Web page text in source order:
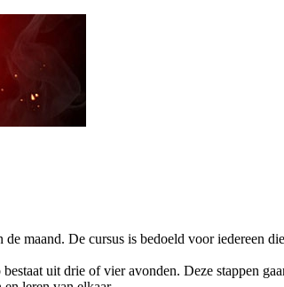
maand. De cursus is bedoeld voor iedereen
uit drie of vier avonden. Deze stappen